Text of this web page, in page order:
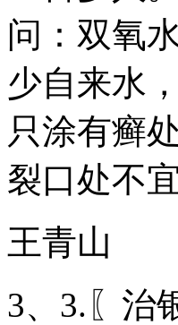
问：双氧
少自来水
只涂有癣
裂口处不
王青山
3、3.〖治